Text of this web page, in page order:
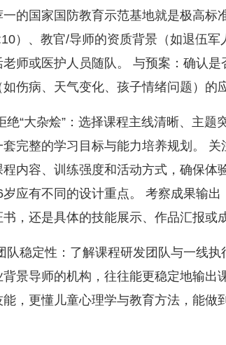
的国家国防教育示范基地就是极高标
）、教官/导师的资质背景（如退伍军
师或医护人员随队。 与预案：确认是
伤病、天气变化、孩子情绪问题）的
“大杂烩”：选择课程主线清晰、主题
完整的学习目标与能力培养规划。 关
内容、训练强度和活动方式，确保体
应有不同的设计重点。 考察成果输出
，还是具体的技能展示、作品汇报或
队稳定性：了解课程研发团队与一线执
景导师的机构，往往能更稳定地输出
，更懂儿童心理学与教育方法，能做到